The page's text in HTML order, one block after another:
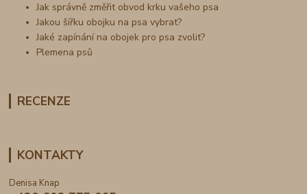
Jak správně změřit obvod krku vašeho psa
Jakou šířku obojku na psa vybrat?
Jaké zapínání na obojek pro psa zvolit?
Plemena psů
RECENZE
KONTAKTY
Denisa Knap